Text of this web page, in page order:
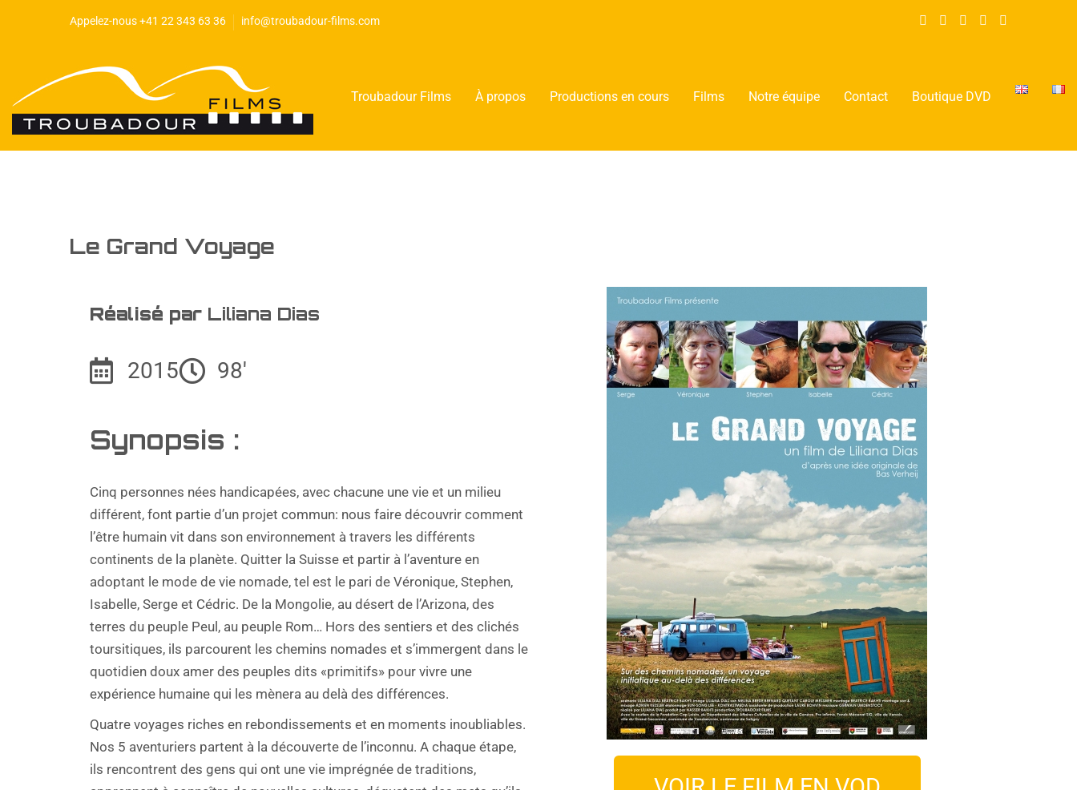
Appelez-nous +41 22 343 63 36 info@troubadour-films.com
Troubadour Films À propos Productions en cours Films Notre équipe Contact Boutique DVD
Le Grand Voyage
Réalisé par Liliana Dias
2015 98'
Synopsis :
Cinq personnes nées handicapées, avec chacune une vie et un milieu
différent, font partie d’un projet commun: nous faire découvrir comment
l’être humain vit dans son environnement à travers les différents
continents de la planète. Quitter la Suisse et partir à l’aventure en
adoptant le mode de vie nomade, tel est le pari de Véronique, Stephen,
Isabelle, Serge et Cédric. De la Mongolie, au désert de l’Arizona, des
terres du peuple Peul, au peuple Rom… Hors des sentiers et des clichés
toursitiques, ils parcourent les chemins nomades et s’immergent dans le
quotidien doux amer des peuples dits «primitifs» pour vivre une
expérience humaine qui les mènera au delà des différences.
Quatre voyages riches en rebondissements et en moments inoubliables.
Nos 5 aventuriers partent à la découverte de l’inconnu. A chaque étape,
ils rencontrent des gens qui ont une vie imprégnée de traditions,